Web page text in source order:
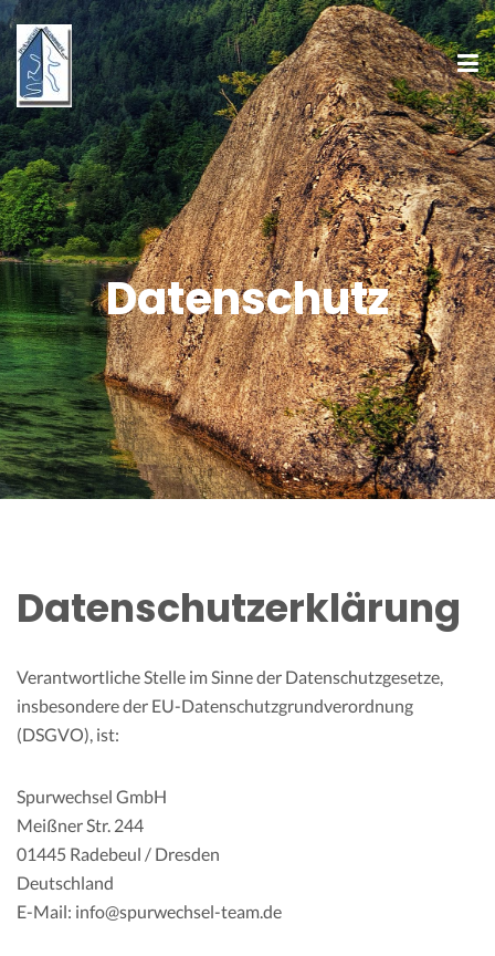
Datenschutz
Datenschutzerklärung
Verantwortliche Stelle im Sinne der Datenschutzgesetze,
insbesondere der EU-Datenschutzgrundverordnung
(DSGVO), ist:
Spurwechsel GmbH
Meißner Str. 244
01445 Radebeul / Dresden
Deutschland
E-Mail: info@spurwechsel-team.de